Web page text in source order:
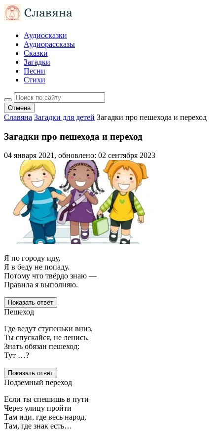
Аудиосказки
Аудиорассказы
Сказки
Загадки
Песни
Стихи
Отмена
Славяна Загадки для детей Загадки про пешехода и переход
Загадки про пешехода и переход
04 января 2021, обновлено: 02 сентября 2023
Я по городу иду,
Я в беду не попаду.
Потому что твёрдо знаю —
Правила я выполняю.
Показать ответ
Пешеход
Где ведут ступеньки вниз,
Ты спускайся, не ленись.
Знать обязан пешеход:
Тут …?
Показать ответ
Подземный переход
Если ты спешишь в пути
Через улицу пройти
Там иди, где весь народ,
Там, где знак есть…